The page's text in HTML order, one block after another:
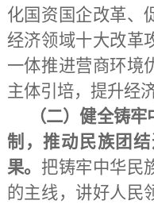
化国资国企改革、
经济领域十大改革
一体推进营商环境
主体引培，提升经
（二）健全铸
制，推动民族团
果。 把铸牢中华民
的主线，讲好人民